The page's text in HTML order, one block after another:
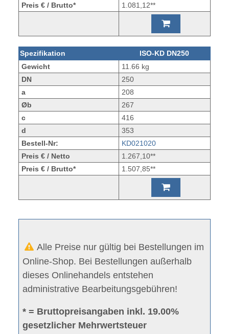
Preis € / Brutto*
1.081,12**
Spezifikation
ISO-KD DN250
Gewicht
11.66 kg
DN
250
a
208
Øb
267
c
416
d
353
Bestell-Nr:
KD021020
Preis € / Netto
1.267,10**
Preis € / Brutto*
1.507,85**
Alle Preise nur gültig bei Bestellungen im
Online-Shop. Bei Bestellungen außerhalb
dieses Onlinehandels entstehen
administrative Bearbeitungsgebühren!
* = Bruttopreisangaben inkl. 19.00%
gesetzlicher Mehrwertsteuer